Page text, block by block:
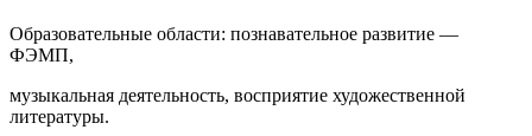
Образовательные области: познавательное развитие —
ФЭМП,
музыкальная деятельность, восприятие художественной
литературы.